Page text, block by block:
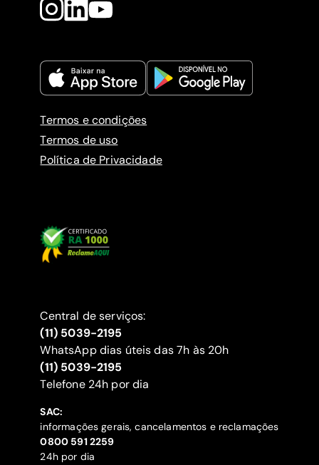
Termos e condições
Termos de uso
Política de Privacidade
Central de serviços:
(11) 5039-2195
WhatsApp dias úteis das 7h às 20h
(11) 5039-2195
‍Telefone 24h por dia
SAC:
informações gerais, cancelamentos e reclamações
‍0800 591 2259
24h por dia